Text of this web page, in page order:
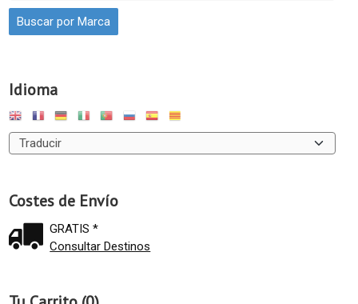
Idioma
Costes de Envío
GRATIS *
Consultar Destinos